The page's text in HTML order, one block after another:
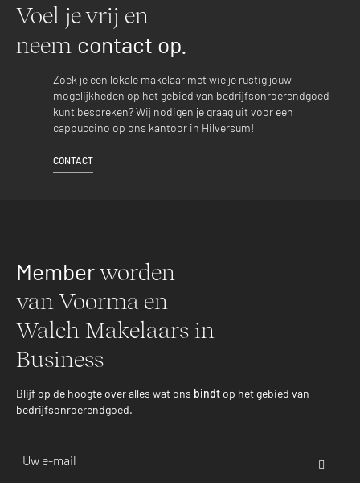
Voel je vrij en
neem contact op.
Zoek je een lokale makelaar met wie je rustig jouw
mogelijkheden op het gebied van bedrijfsonroerendgoed
kunt bespreken? Wij nodigen je graag uit voor een
cappuccino op ons kantoor in Hilversum!
CONTACT
Memberworden
van Voorma en
Walch Makelaars in
Business
Blijf op de hoogte over alles wat ons bindtop het gebied van
bedrijfsonroerendgoed.
adres